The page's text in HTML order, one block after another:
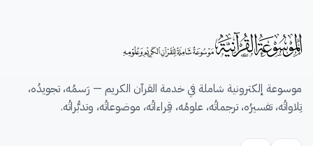
موسوعة إلكترونية شاملة في خدمة القرآن الكريم — رَسمُه، تجويدُه،
تِلاواتُه، تفسيرُه، ترجماتُه، علومُه، قِراءاتُه، موضوعاتُه، وتدبُّراتُه.